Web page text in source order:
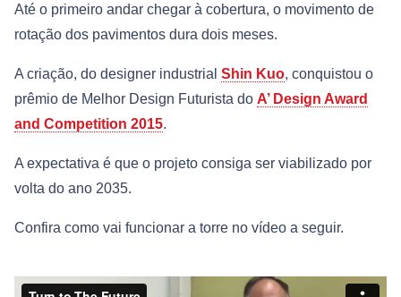
Até o primeiro andar chegar à cobertura, o movimento de
rotação dos pavimentos dura dois meses.
A criação, do designer industrial Shin Kuo, conquistou o
prêmio de Melhor Design Futurista do A’ Design Award
and Competition 2015.
A expectativa é que o projeto consiga ser viabilizado por
volta do ano 2035.
Confira como vai funcionar a torre no vídeo a seguir.